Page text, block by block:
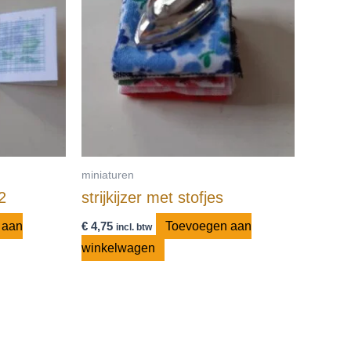
miniaturen
strijkijzer met stofjes
€4,75 incl. btw
Toevoegen aan
winkelwagen